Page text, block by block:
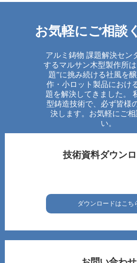
お気軽にご相談
アルミ鋳物 課題解決セン
するマルサン木型製作所
題”に挑み続ける社風を
作・小ロット製品におけ
題を解決してきました。
型鋳造技術で、必ず皆様
決します。お気軽にご相
い。
技術資料ダウン
ダウンロードはこち